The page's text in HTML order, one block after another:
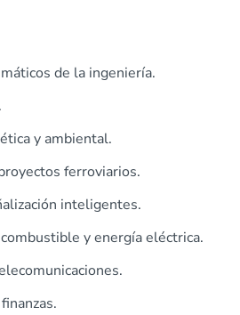
de la ingeniería.
y ambiental.
ferroviarios.
inteligentes.
y energía eléctrica.